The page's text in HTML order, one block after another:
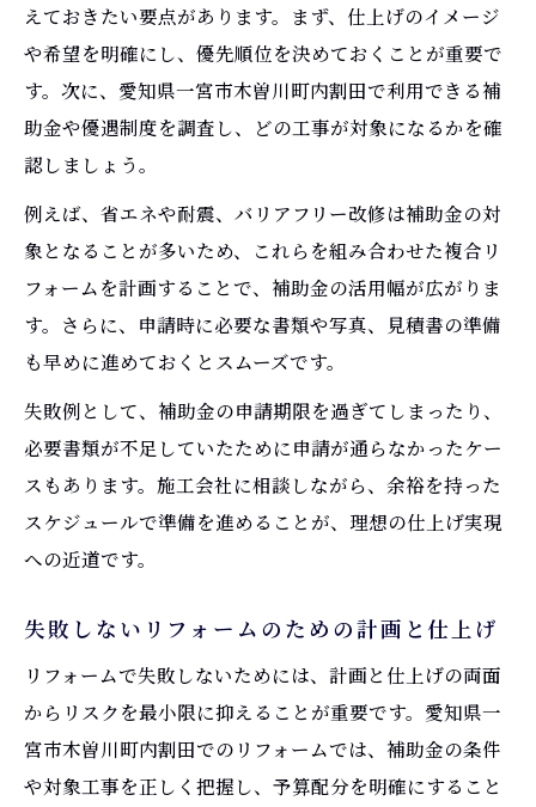
えておきたい要点があります。まず、仕上げのイメージ
や希望を明確にし、優先順位を決めておくことが重要で
す。次に、愛知県一宮市木曽川町内割田で利用できる補
助金や優遇制度を調査し、どの工事が対象になるかを確
認しましょう。
例えば、省エネや耐震、バリアフリー改修は補助金の対
象となることが多いため、これらを組み合わせた複合リ
フォームを計画することで、補助金の活用幅が広がりま
す。さらに、申請時に必要な書類や写真、見積書の準備
も早めに進めておくとスムーズです。
失敗例として、補助金の申請期限を過ぎてしまったり、
必要書類が不足していたために申請が通らなかったケー
スもあります。施工会社に相談しながら、余裕を持った
スケジュールで準備を進めることが、理想の仕上げ実現
への近道です。
失敗しないリフォームのための計画と仕上げ
リフォームで失敗しないためには、計画と仕上げの両面
からリスクを最小限に抑えることが重要です。愛知県一
宮市木曽川町内割田でのリフォームでは、補助金の条件
や対象工事を正しく把握し、予算配分を明確にすること